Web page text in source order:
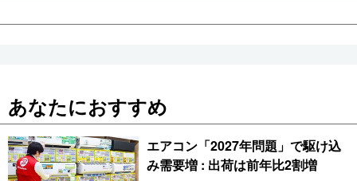
あなたにおすすめ
エアコン「2027年問題」で駆け込
み需要増 : 出荷は前年比2割増